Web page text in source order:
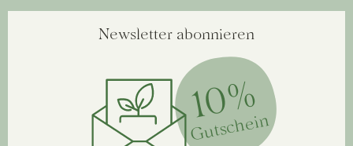
Newsletter abonnieren
10%
Gutschein